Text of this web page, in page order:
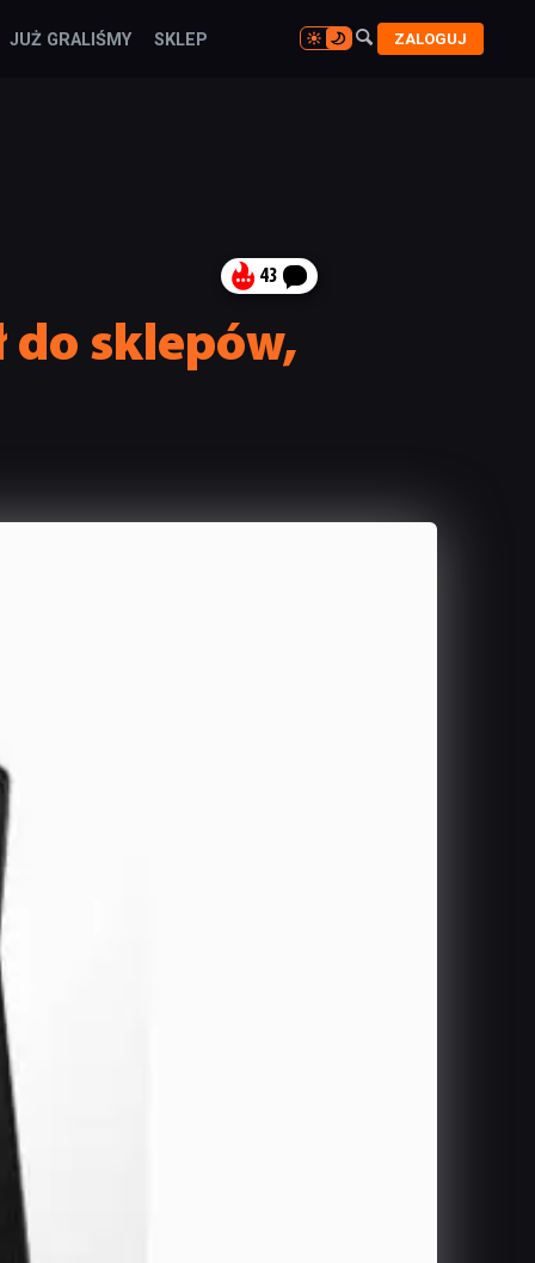
JUŻ GRALIŚMY SKLEP 
 ZALOGUJ
43
do sklepów,